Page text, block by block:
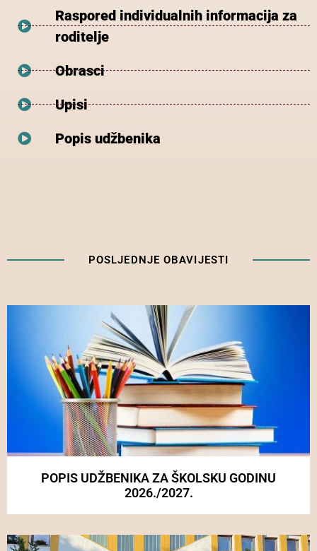
Raspored individualnih informacija za
roditelje
Obrasci
Upisi
Popis udžbenika
POSLJEDNJE OBAVIJESTI
POPIS UDŽBENIKA ZA ŠKOLSKU GODINU
2026./2027.